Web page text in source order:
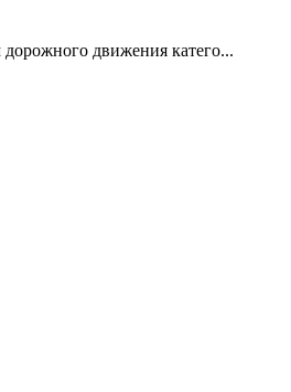
движения катего...